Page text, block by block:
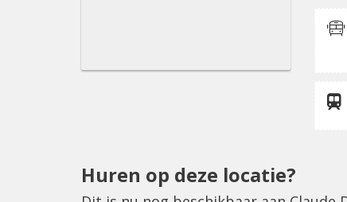
Huren op deze locatie?